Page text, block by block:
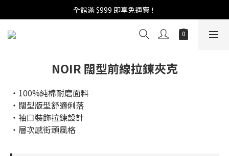
週年慶活開跑：全館88折 | 買1送1 | 滿額贈！
全館滿 $999 即享免運費！
週年慶活開跑：全館88折 | 買1送1 | 滿額贈！
NOIR 闊型前線拉鍊夾克
‧100%純棉耐磨面料
‧闊型版型舒適俐落
‧袖口裝飾拉鍊設計
‧層次感街頭風格